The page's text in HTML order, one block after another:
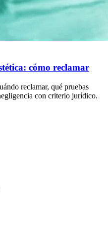
cómo reclamar
reclamar, qué pruebas
con criterio jurídico.